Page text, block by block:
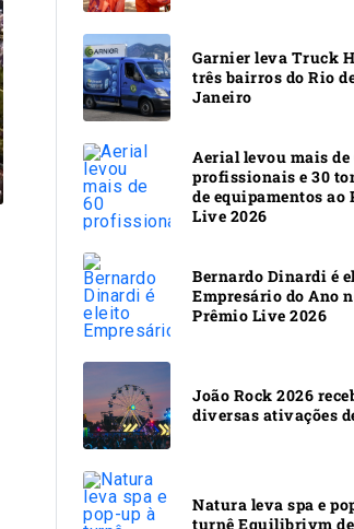
Garnier leva Truck
três bairros do Rio
Janeiro
Aerial levou mais de
profissionais e 30
de equipamentos ao
Live 2026
Bernardo Dinardi é
Empresário do Ano
Prêmio Live 2026
João Rock 2026
diversas ativações
Natura leva spa e
turnê Equilibrivm